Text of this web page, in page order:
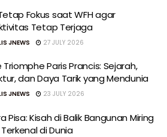
Fokus saat WFH agar
Tetap Terjaga
JNEWS 27 JULY 2026
Triomphe Paris Prancis: Sejarah,
dan Daya Tarik yang Mendunia
JNEWS 23 JULY 2026
Pisa: Kisah di Balik Bangunan Miring
di Dunia